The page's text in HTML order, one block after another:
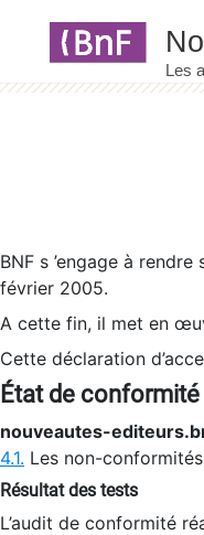
BNF s ’engage à
février 2005.
A cette fin, il met en
Cette déclaration
État de conformité
nouveautes-
4.1. Les non-
Résultat des tests
L’audit de conformité